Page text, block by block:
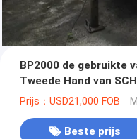
BP2000 de gebruikte
Tweede Hand van
die Pomp in 1996
Prijs：USD21,000 FOB
Beste prijs